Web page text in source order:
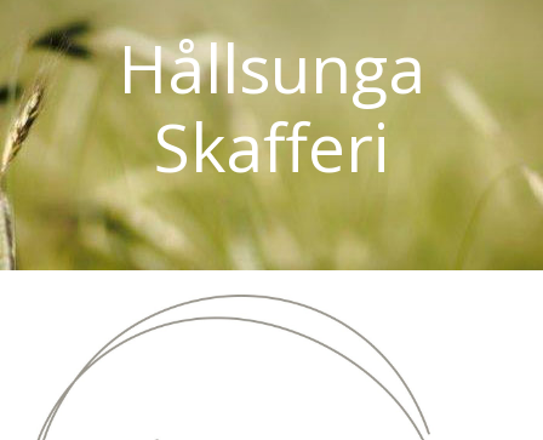
Hållsunga
Skafferi